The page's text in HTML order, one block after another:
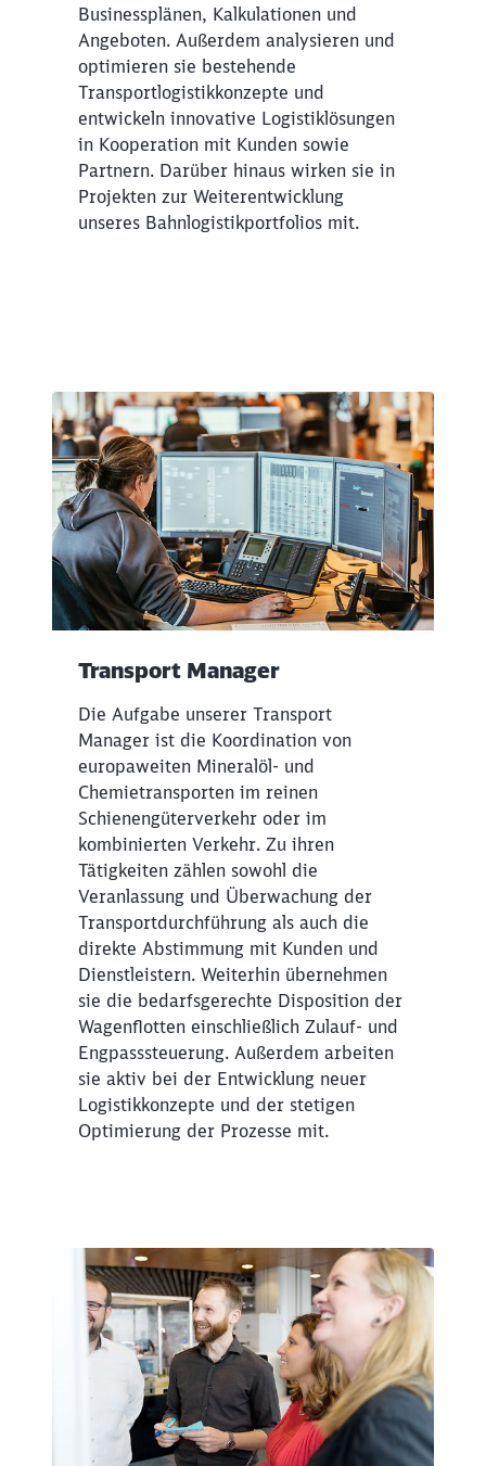
Businessplänen, Kalkulationen und
Angeboten. Außerdem analysieren und
optimieren sie bestehende
Transportlogistikkonzepte und
entwickeln innovative Logistiklösungen
in Kooperation mit Kunden sowie
Partnern. Darüber hinaus wirken sie in
Projekten zur Weiterentwicklung
unseres Bahnlogistikportfolios mit.
Transport Manager
Die Aufgabe unserer Transport
Manager ist die Koordination von
europaweiten Mineralöl- und
Chemietransporten im reinen
Schienengüterverkehr oder im
kombinierten Verkehr. Zu ihren
Tätigkeiten zählen sowohl die
Veranlassung und Überwachung der
Transportdurchführung als auch die
direkte Abstimmung mit Kunden und
Dienstleistern. Weiterhin übernehmen
sie die bedarfsgerechte Disposition der
Wagenflotten einschließlich Zulauf- und
Engpasssteuerung. Außerdem arbeiten
sie aktiv bei der Entwicklung neuer
Logistikkonzepte und der stetigen
Optimierung der Prozesse mit.